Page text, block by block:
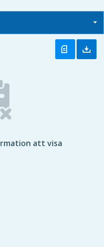
att visa